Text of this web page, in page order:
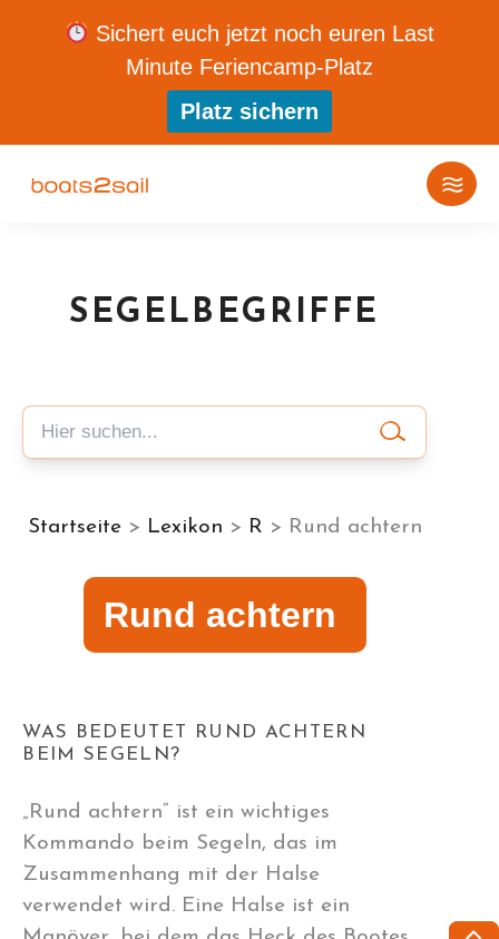
SEGELBEGRIFFE
Startseite> Lexikon > R > Rund achtern
Rund achtern
WAS BEDEUTET RUND ACHTERN
BEIM SEGELN?
„Rund achtern“ ist ein wichtiges
Kommando beim Segeln, das im
Zusammenhang mit der Halse
verwendet wird. Eine Halse ist ein
Sichert euch jetzt noch euren Last
Minute Feriencamp-Platz
Platz sichern